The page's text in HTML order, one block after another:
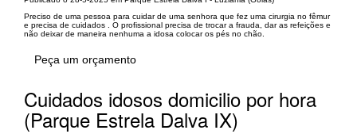
Preciso de uma pessoa para cuidar de uma senhora que fez uma cirurgia no fêmur
e precisa de cuidados . O profissional precisa de trocar a frauda, dar as refeições e
não deixar de maneira nenhuma a idosa colocar os pés no chão.
Peça um orçamento
Cuidados idosos domicilio por hora
(Parque Estrela Dalva IX)